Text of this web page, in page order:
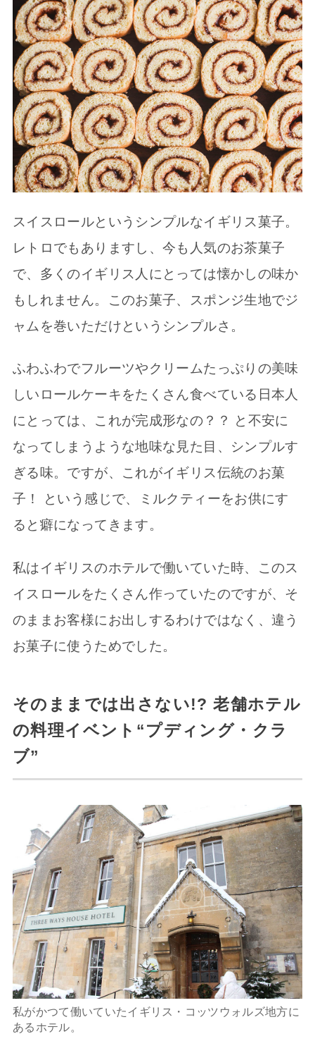
スイスロールというシンプルなイギリス菓子。
レトロでもありますし、今も人気のお茶菓子
で、多くのイギリス人にとっては懐かしの味か
もしれません。このお菓子、スポンジ生地でジ
ャムを巻いただけというシンプルさ。
ふわふわでフルーツやクリームたっぷりの美味
しいロールケーキをたくさん食べている日本人
にとっては、これが完成形なの？？ と不安に
なってしまうような地味な見た目、シンプルす
ぎる味。ですが、これがイギリス伝統のお菓
子！ という感じで、ミルクティーをお供にす
ると癖になってきます。
私はイギリスのホテルで働いていた時、このス
イスロールをたくさん作っていたのですが、そ
のままお客様にお出しするわけではなく、違う
お菓子に使うためでした。
そのままでは出さない!? 老舗ホテル
の料理イベント“プディング・クラ
ブ”
私がかつて働いていたイギリス・コッツウォルズ地方に
あるホテル。